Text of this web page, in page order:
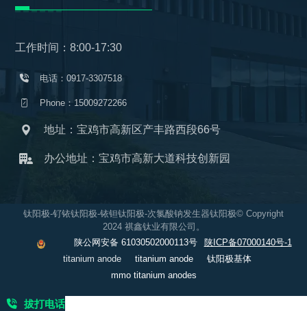
工作时间：8:00-17:30
电话：0917-3307518
Phone：15009272266
地址：宝鸡市高新区产丰路西段66号
办公地址：宝鸡市高新大道科技创新园
钛阳极-钌铱钛阳极-铱钽钛阳极-次氯酸钠发生器钛阳极© Copyright
2024 祺鑫钛业有限公司。
陕公网安备 61030502000113号
陕ICP备07000140号-1
titanium anode
titanium anode
钛阳极基体
mmo titanium anodes
拔打电话